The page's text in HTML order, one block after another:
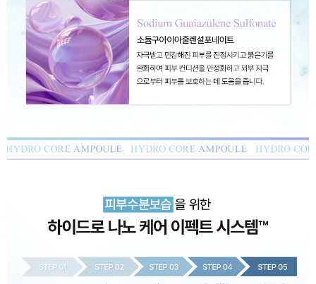
이코 라이프 하